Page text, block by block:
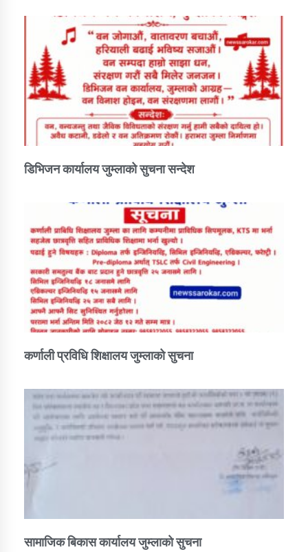
डिभिजन कार्यालय जुम्लाको सुचना सन्देश
कर्णाली प्रविधि शिक्षालय जुम्लाको सुचना
सामाजिक बिकास कार्यालय जुम्लाकाे सुचना